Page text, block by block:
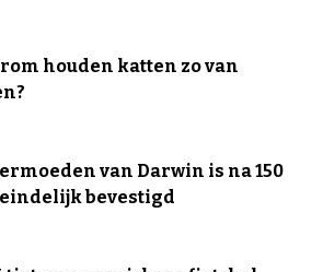
houden katten zo van
van Darwin is na 150
bevestigd